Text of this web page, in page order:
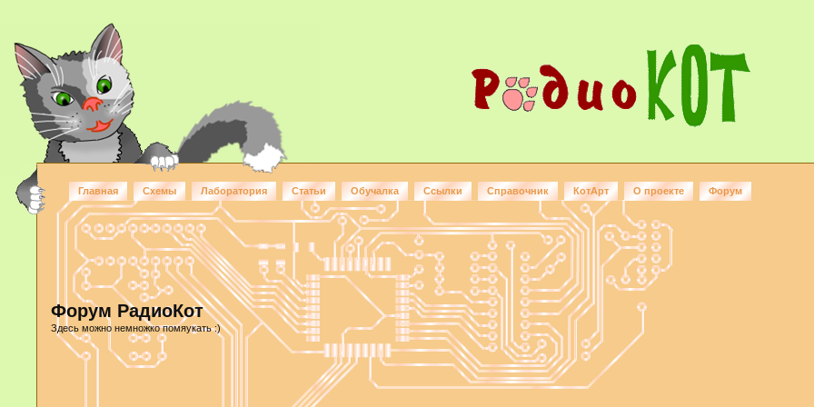
Главная Схемы Лаборатория Статьи Обучалка Ссылки Справочник КотАрт О проекте Форум
Форум РадиоКот
Здесь можно немножко помяукать :)